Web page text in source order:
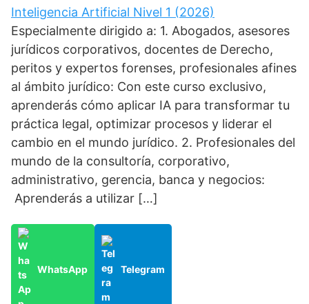
Inteligencia Artificial Nivel 1 (2026)
Especialmente dirigido a: 1. Abogados, asesores
jurídicos corporativos, docentes de Derecho,
peritos y expertos forenses, profesionales afines
al ámbito jurídico: Con este curso exclusivo,
aprenderás cómo aplicar IA para transformar tu
práctica legal, optimizar procesos y liderar el
cambio en el mundo jurídico. 2. Profesionales del
mundo de la consultoría, corporativo,
administrativo, gerencia, banca y negocios:
Aprenderás a utilizar […]
WhatsApp Telegram